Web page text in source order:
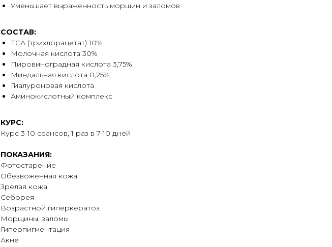
Уменьшает выраженность морщин и заломов
СОСТАВ:
ТСА (трихлорацетат) 10%
Молочная кислота 30%
Пировиноградная кислота 3,75%
Миндальная кислота 0,25%
Гиалуроновая кислота
Аминокислотный комплекс
КУРС:
Курс 3-10 сеансов, 1 раз в 7-10 дней
ПОКАЗАНИЯ:
Фотостарение
Обезвоженная кожа
Зрелая кожа
Себорея
Возрастной гиперкератоз
Морщины, заломы
Гиперпигментация
Акне